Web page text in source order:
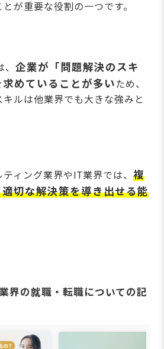
が重要な役割の一つです。
企業が「問題解決のスキ
めていることが多い ため、
ルは他業界でも大きな強みと
ィング業界やIT業界では、 複
切な解決策を導き出せる能
界の就職・転職についての記